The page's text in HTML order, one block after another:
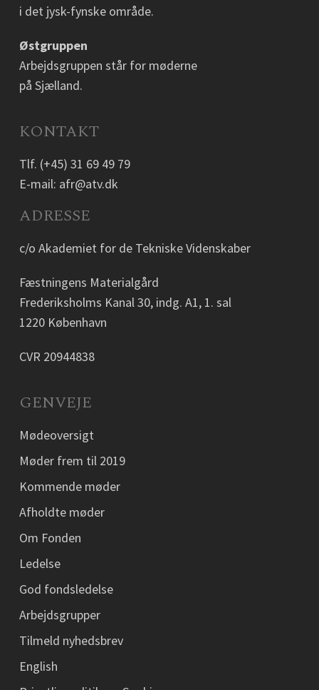
i det jysk-fynske område.
Østgruppen
Arbejdsgruppen står for møderne
på Sjælland.
KONTAKT
Tlf. (+45) 31 69 49 79
E-mail: afr@atv.dk
ADRESSE
c/o Akademiet for de Tekniske Videnskaber
Fæstningens Materialgård
Frederiksholms Kanal 30, indg. A1, 1. sal
1220 København
CVR 20944838
GENVEJE
Mødeoversigt
Møder frem til 2019
Kommende møder
Afholdte møder
Om Fonden
Ledelse
God fondsledelse
Arbejdsgrupper
Tilmeld nyhedsbrev
English